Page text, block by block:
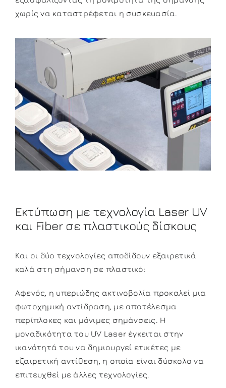
χωρίς να καταστρέφεται η συσκευασία.
Εκτύπωση με τεχνολογία Laser UV
και Fiber σε πλαστικούς δίσκους
Και οι δύο τεχνολογίες αποδίδουν εξαιρετικά
καλά στη σήμανση σε πλαστικό:
Αφενός, η υπεριώδης ακτινοβολία προκαλεί μια
φωτοχημική αντίδραση, με αποτέλεσμα
περίπλοκες και μόνιμες σημάνσεις. Η
μοναδικότητα του UV Laser έγκειται στην
ικανότητά του να δημιουργεί ετικέτες με
εξαιρετική αντίθεση, η οποία είναι δύσκολο να
επιτευχθεί με άλλες τεχνολογίες.